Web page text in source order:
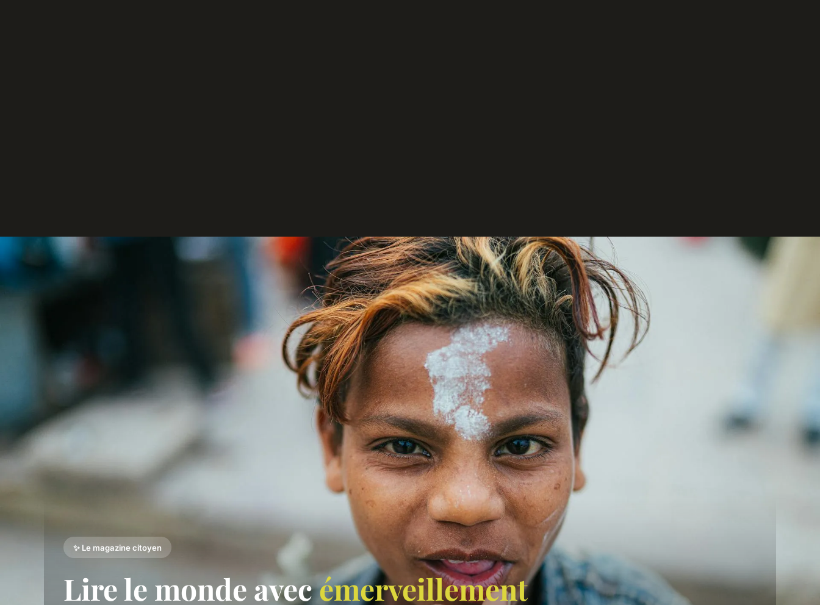
✨ Le magazine citoyen
Lire le monde avecémerveillement